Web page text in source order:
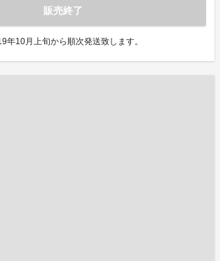
販売終了
年10月上旬から順次発送致します。